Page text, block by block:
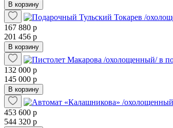
В корзину
167 880 р
201 456 р
В корзину
132 000 р
145 000 р
В корзину
453 600 р
544 320 р